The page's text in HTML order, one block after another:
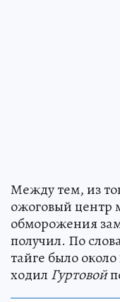
Между тем, из
ожоговый центр
обморожения
получил. По
тайге было
ходил Гуртовой